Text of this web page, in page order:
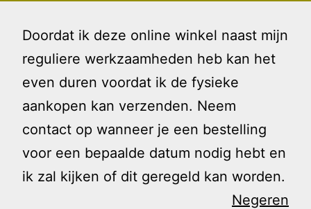
Doordat ik deze online winkel naast mijn
reguliere werkzaamheden heb kan het
even duren voordat ik de fysieke
aankopen kan verzenden. Neem
contact op wanneer je een bestelling
voor een bepaalde datum nodig hebt en
ik zal kijken of dit geregeld kan worden.
Negeren
naar
inhoud
Gezin
Naamloos